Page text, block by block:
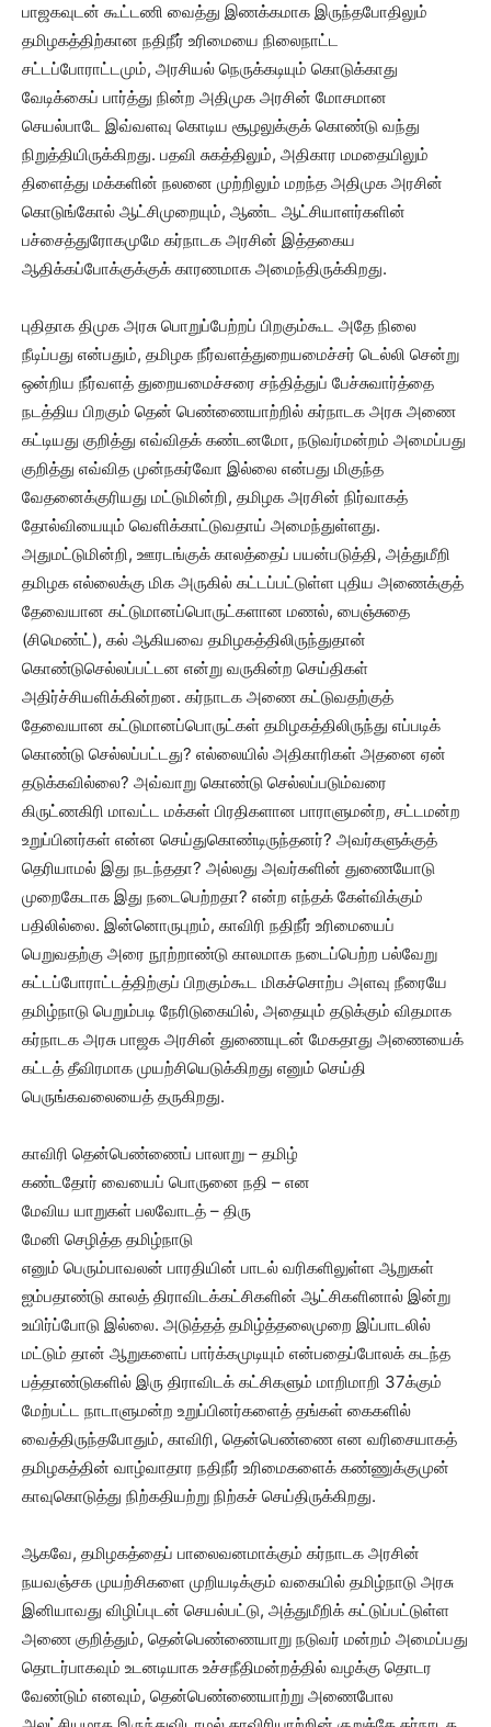
பாஜகவுடன் கூட்டணி வைத்து இணக்கமாக இருந்தபோதிலும்
தமிழகத்திற்கான நதிநீர் உரிமையை நிலைநாட்ட
சட்டப்போராட்டமும், அரசியல் நெருக்கடியும் கொடுக்காது
வேடிக்கைப் பார்த்து நின்ற அதிமுக அரசின் மோசமான
செயல்பாடே இவ்வளவு கொடிய சூழலுக்குக் கொண்டு வந்து
நிறுத்தியிருக்கிறது. பதவி சுகத்திலும், அதிகார மமதையிலும்
திளைத்து மக்களின் நலனை முற்றிலும் மறந்த அதிமுக அரசின்
கொடுங்கோல் ஆட்சிமுறையும், ஆண்ட ஆட்சியாளர்களின்
பச்சைத்துரோகமுமே கர்நாடக அரசின் இத்தகைய
ஆதிக்கப்போக்குக்குக் காரணமாக அமைந்திருக்கிறது.
புதிதாக திமுக அரசு பொறுப்பேற்றப் பிறகும்கூட அதே நிலை
நீடிப்பது என்பதும், தமிழக நீர்வளத்துறையமைச்சர் டெல்லி சென்று
ஒன்றிய நீர்வளத் துறையமைச்சரை சந்தித்துப் பேச்சுவார்த்தை
நடத்திய பிறகும் தென் பெண்ணையாற்றில் கர்நாடக அரசு அணை
கட்டியது குறித்து எவ்விதக் கண்டனமோ, நடுவர்மன்றம் அமைப்பது
குறித்து எவ்வித முன்நகர்வோ இல்லை என்பது மிகுந்த
வேதனைக்குரியது மட்டுமின்றி, தமிழக அரசின் நிர்வாகத்
தோல்வியையும் வெளிக்காட்டுவதாய் அமைந்துள்ளது.
அதுமட்டுமின்றி, ஊரடங்குக் காலத்தைப் பயன்படுத்தி, அத்துமீறி
தமிழக எல்லைக்கு மிக அருகில் கட்டப்பட்டுள்ள புதிய அணைக்குத்
தேவையான கட்டுமானப்பொருட்களான மணல், பைஞ்சுதை
(சிமெண்ட்), கல் ஆகியவை தமிழகத்திலிருந்துதான்
கொண்டுசெல்லப்பட்டன என்று வருகின்ற செய்திகள்
அதிர்ச்சியளிக்கின்றன. கர்நாடக அணை கட்டுவதற்குத்
தேவையான கட்டுமானப்பொருட்கள் தமிழகத்திலிருந்து எப்படிக்
கொண்டு செல்லப்பட்டது? எல்லையில் அதிகாரிகள் அதனை ஏன்
தடுக்கவில்லை? அவ்வாறு கொண்டு செல்லப்படும்வரை
கிருட்ணகிரி மாவட்ட மக்கள் பிரதிகளான பாராளுமன்ற, சட்டமன்ற
உறுப்பினர்கள் என்ன செய்துகொண்டிருந்தனர்? அவர்களுக்குத்
தெரியாமல் இது நடந்ததா? அல்லது அவர்களின் துணையோடு
முறைகேடாக இது நடைபெற்றதா? என்ற எந்தக் கேள்விக்கும்
பதிலில்லை. இன்னொருபுறம், காவிரி நதிநீர் உரிமையைப்
பெறுவதற்கு அரை நூற்றாண்டு காலமாக நடைப்பெற்ற பல்வேறு
கட்டப்போராட்டத்திற்குப் பிறகும்கூட மிகச்சொற்ப அளவு நீரையே
தமிழ்நாடு பெறும்படி நேரிடுகையில், அதையும் தடுக்கும் விதமாக
கர்நாடக அரசு பாஜக அரசின் துணையுடன் மேகதாது அணையைக்
கட்டத் தீவிரமாக முயற்சியெடுக்கிறது எனும் செய்தி
பெருங்கவலையைத் தருகிறது.
காவிரி தென்பெண்ணைப் பாலாறு – தமிழ்
கண்டதோர் வையைப் பொருனை நதி – என
மேவிய யாறுகள் பலவோடத் – திரு
மேனி செழித்த தமிழ்நாடு
எனும் பெரும்பாவலன் பாரதியின் பாடல் வரிகளிலுள்ள ஆறுகள்
ஐம்பதாண்டு காலத் திராவிடக்கட்சிகளின் ஆட்சிகளினால் இன்று
உயிர்ப்போடு இல்லை. அடுத்தத் தமிழ்த்தலைமுறை இப்பாடலில்
மட்டும் தான் ஆறுகளைப் பார்க்கமுடியும் என்பதைப்போலக் கடந்த
பத்தாண்டுகளில் இரு திராவிடக் கட்சிகளும் மாறிமாறி 37க்கும்
மேற்பட்ட நாடாளுமன்ற உறுப்பினர்களைத் தங்கள் கைகளில்
வைத்திருந்தபோதும், காவிரி, தென்பெண்ணை என வரிசையாகத்
தமிழகத்தின் வாழ்வாதார நதிநீர் உரிமைகளைக் கண்ணுக்குமுன்
காவுகொடுத்து நிற்கதியற்று நிற்கச் செய்திருக்கிறது.
ஆகவே, தமிழகத்தைப் பாலைவனமாக்கும் கர்நாடக அரசின்
நயவஞ்சக முயற்சிகளை முறியடிக்கும் வகையில் தமிழ்நாடு அரசு
இனியாவது விழிப்புடன் செயல்பட்டு, அத்துமீறிக் கட்டுப்பட்டுள்ள
அணை குறித்தும், தென்பெண்ணையாறு நடுவர் மன்றம் அமைப்பது
தொடர்பாகவும் உடனடியாக உச்சநீதிமன்றத்தில் வழக்கு தொடர
வேண்டும் எனவும், தென்பெண்ணையாற்று அணைபோல